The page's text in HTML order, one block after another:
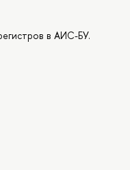
в АИС-БУ.